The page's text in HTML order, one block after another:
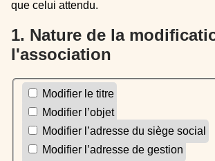
que celui attendu.
1. Nature de la modification de
l'association
Modifier le titre
Modifier l’objet
Modifier l’adresse du siège social
Modifier l’adresse de gestion